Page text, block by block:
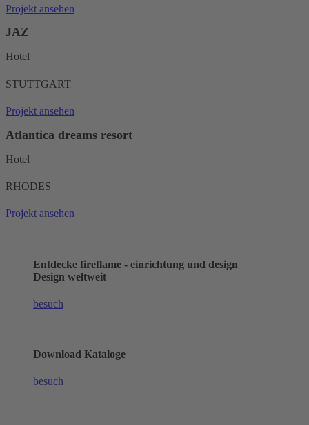
Projekt ansehen
JAZ
Hotel
STUTTGART
Projekt ansehen
Atlantica dreams resort
Hotel
RHODES
Projekt ansehen
Entdecke fireflame - einrichtung und design
Design weltweit
besuch
Download Kataloge
besuch